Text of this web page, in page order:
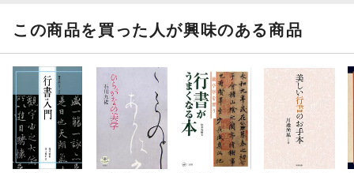
この商品を買った人が興味のある商品